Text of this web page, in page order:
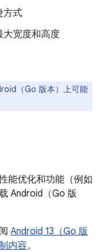
方式
大宽度和高度
（Go 版本）上可能
能优化和功能（例如
Android（Go 版
Android 13（Go 版
内容。